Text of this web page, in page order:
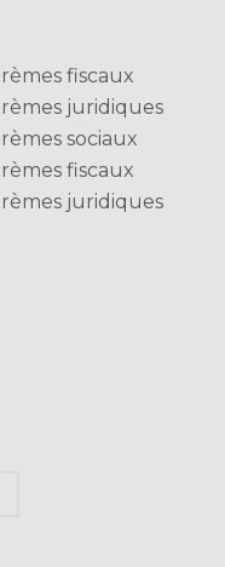
fiscaux
juridiques
sociaux
fiscaux
juridiques